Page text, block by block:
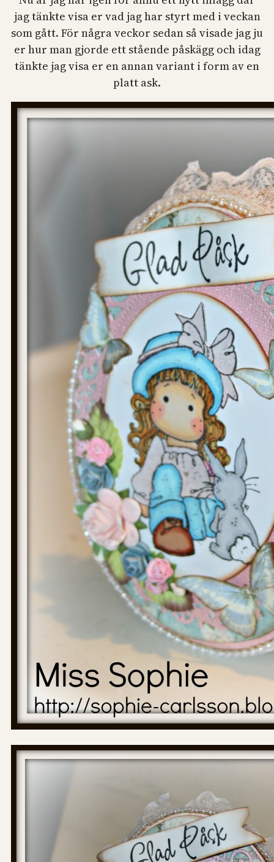
jag tänkte visa er vad jag har styrt med i veckan
som gått. För några veckor sedan så visade jag ju
er hur man gjorde ett stående påskägg och idag
tänkte jag visa er en annan variant i form av en
platt ask.